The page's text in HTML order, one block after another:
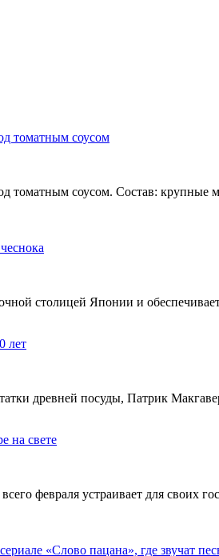
томатным соусом
томатным соусом. Состав: крупные
столицей Японии и
лет
дрeвнeй посуды, Патрик
на свете
февраля устраивает для своих
«Слово пацана», где звучат